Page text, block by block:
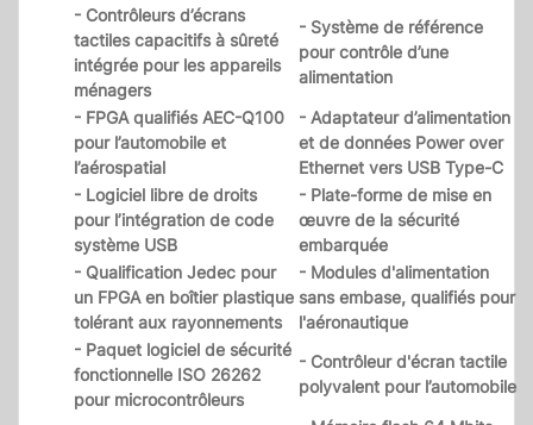
- Contrôleurs d’écrans
tactiles capacitifs à sûreté
intégrée pour les appareils
ménagers
- Système de référence
pour contrôle d’une
alimentation
- FPGA qualifiés AEC-Q100
pour l’automobile et
l’aérospatial
- Adaptateur d’alimentation
et de données Power over
Ethernet vers USB Type-C
- Logiciel libre de droits
pour l’intégration de code
système USB
- Plate-forme de mise en
œuvre de la sécurité
embarquée
- Qualification Jedec pour
un FPGA en boîtier plastique
tolérant aux rayonnements
- Modules d'alimentation
sans embase, qualifiés pour
l'aéronautique
- Paquet logiciel de sécurité
fonctionnelle ISO 26262
pour microcontrôleurs
- Contrôleur d'écran tactile
polyvalent pour l’automobile